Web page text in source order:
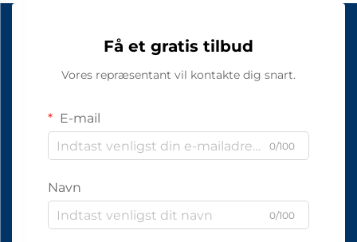
Få et gratis tilbud
Vores repræsentant vil kontakte dig snart.
E-mail
0/100
Navn
0/100